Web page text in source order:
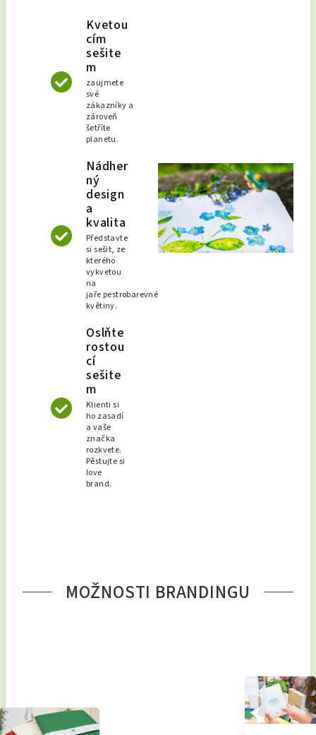
Kvetou
cím
sešite
m
zaujmete
své
zákazníky a
zároveň
šetříte
planetu.
Nádher
ný
design
a
kvalita
Představte
si sešit, ze
kterého
vykvetou
na
jaře pestrobarevné
květiny.
Oslňte
rostou
cí
sešite
m
Klienti si
ho zasadí
a vaše
značka
rozkvete.
Pěstujte si
love
brand.
MOŽNOSTI BRANDINGU